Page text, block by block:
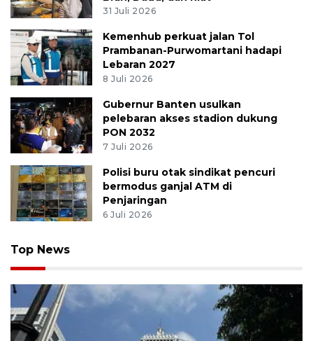
31 Juli 2026
Kemenhub perkuat jalan Tol
Prambanan-Purwomartani hadapi
Lebaran 2027
8 Juli 2026
Gubernur Banten usulkan
pelebaran akses stadion dukung
PON 2032
7 Juli 2026
Polisi buru otak sindikat pencuri
bermodus ganjal ATM di
Penjaringan
6 Juli 2026
Top News